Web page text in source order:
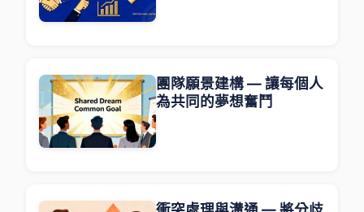
團隊願景建構 — 讓每個人
為共同的夢想奮鬥